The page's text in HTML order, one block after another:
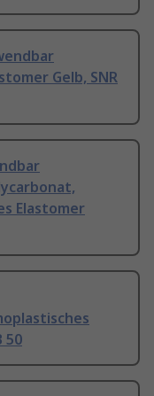
Gelb, SNR
Elastomer
50